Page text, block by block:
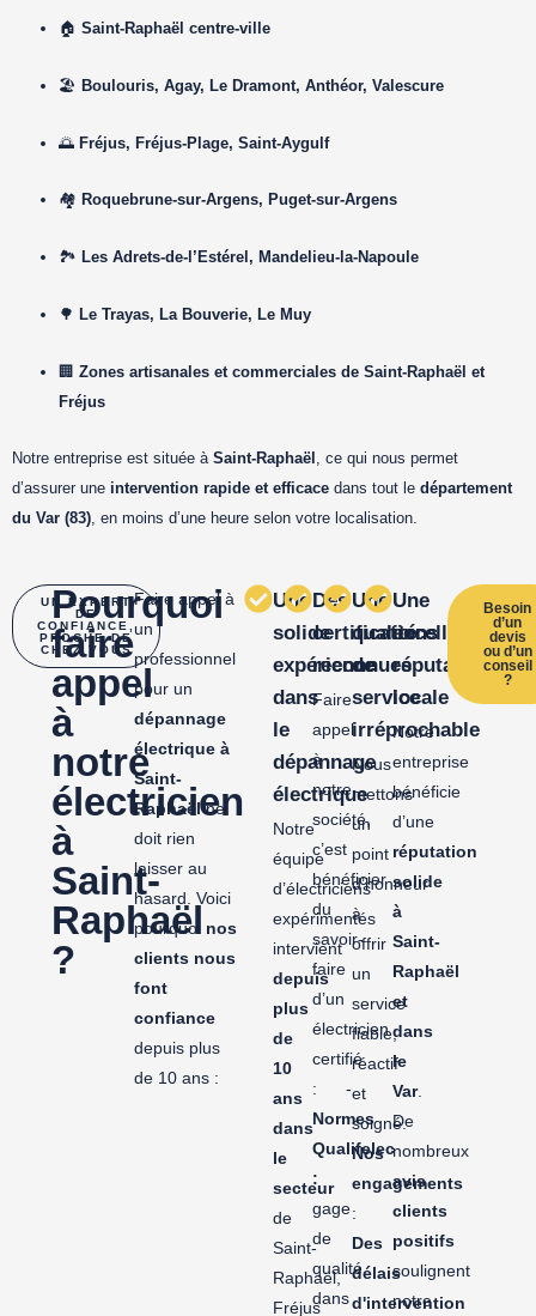
🏠 Saint-Raphaël centre-ville
🏖 Boulouris, Agay, Le Dramont, Anthéor, Valescure
🌅 Fréjus, Fréjus-Plage, Saint-Aygulf
🏘 Roquebrune-sur-Argens, Puget-sur-Argens
🏞 Les Adrets-de-l’Estérel, Mandelieu-la-Napoule
🌳 Le Trayas, La Bouverie, Le Muy
🏢 Zones artisanales et commerciales de Saint-Raphaël et
Fréjus
Notre entreprise est située à Saint-Raphaël , ce qui nous permet
d’assurer une intervention rapide et efficace dans tout le département
du Var (83), en moins d’une heure selon votre localisation.
UN EXPERT
DE
CONFIANCE,
PROCHE DE
CHEZ VOUS
Pourquoi
faire
appel
à
notre
électricien
à
Saint-
Raphaël
?
Faire appel à
un
professionnel
pour un
dépannage
électrique à
Saint-
Raphaëlne
doit rien
laisser au
hasard. Voici
pourquoi nos
clients nous
font
confiance
depuis plus
de 10 ans :
Une
solide
expérience
dans
le
dépannage
électrique
Notre
équipe
d’électriciens
expérimentés
intervient
depuis
plus
de
10
ans
dans
le
secteur
de
Saint-
Raphaël,
Fréjus
Des
certifications
reconnues
Faire
appel
à
notre
société,
c’est
bénéficier
du
savoir-
faire
d’un
électricien
certifié
: -
Normes
Qualifelec
:
gage
de
qualité
dans
Une
qualité
de
service
irréprochable
Nous
mettons
un
point
d’honneur
à
offrir
un
service
fiable,
réactif
et
soigné.
Nos
engagements
:
Des
délais
d'intervention
Une
excellente
réputation
locale
Notre
entreprise
bénéficie
d’une
réputation
solide
à
Saint-
Raphaël
et
dans
le
Var.
De
nombreux
avis
clients
positifs
soulignent
notre
Besoin
d’un
devis
ou d’un
conseil
?